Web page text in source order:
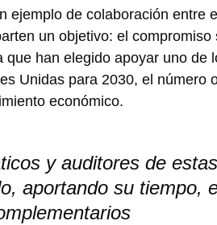
ejemplo de colaboración entre
un objetivo: el compromiso
han elegido apoyar uno de
Unidas para 2030, el número
económico.
y auditores de
aportando su tiempo,